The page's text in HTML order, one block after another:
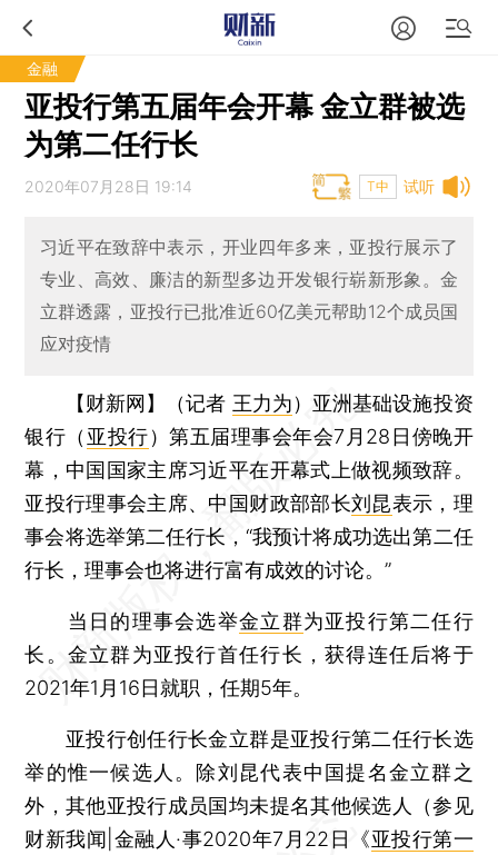
金融
亚投行第五届年会开幕 金立群被选
为第二任行长
试听
2020年07月28日 19:14 T中
习近平在致辞中表示，开业四年多来，亚投行展示了
专业、高效、廉洁的新型多边开发银行崭新形象。金
立群透露，亚投行已批准近60亿美元帮助12个成员国
应对疫情
【财新网】（记者 王力为） 亚洲基础设施投资
银行（ 亚投行）第五届理事会年会7月28日傍晚开
幕，中国国家主席习近平在开幕式上做视频致辞。
亚投行理事会主席、中国财政部部长刘昆表示，理
事会将选举第二任行长，“我预计将成功选出第二任
行长，理事会也将进行富有成效的讨论。”
当日的理事会选举金立群为亚投行第二任行
长。金立群为亚投行首任行长，获得连任后将于
2021年1月16日就职，任期5年。
亚投行创任行长金立群是亚投行第二任行长选
举的惟一候选人。除刘昆代表中国提名金立群之
外，其他亚投行成员国均未提名其他候选人（参见
财新我闻|金融人·事2020年7月22日《亚投行第一